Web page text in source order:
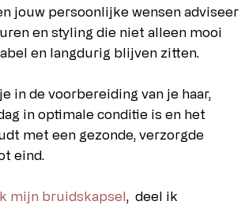
jouw persoonlijke wensen adviseer
en styling die niet alleen mooi
en langdurig blijven zitten.
in de voorbereiding van je haar,
in optimale conditie is en het
met een gezonde, verzorgde
eind.
mijn bruidskapsel, deel ik